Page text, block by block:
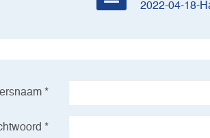
2022-04-18-
*
*